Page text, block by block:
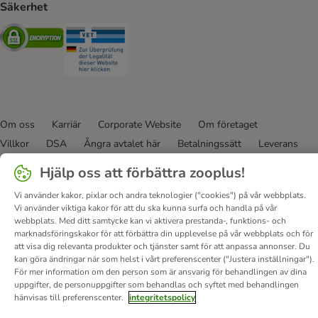
Säkerhet
Security
Om oss Karriär Corporate Website
Om företaget
Villkor
DSA Ångra avtalet här Betalningssätt
Leverans
Dataskydd
© zooplus SE 2026
Hjälp oss att förbättra zooplus!
Vi använder kakor, pixlar och andra teknologier ("cookies") på vår webbplats.
Vi använder viktiga kakor för att du ska kunna surfa och handla på vår
webbplats. Med ditt samtycke kan vi aktivera prestanda-, funktions- och
marknadsföringskakor för att förbättra din upplevelse på vår webbplats och för
att visa dig relevanta produkter och tjänster samt för att anpassa annonser. Du
kan göra ändringar när som helst i vårt preferenscenter ("Justera inställningar").
För mer information om den person som är ansvarig för behandlingen av dina
uppgifter, de personuppgifter som behandlas och syftet med behandlingen
hänvisas till preferenscenter. integritetspolicy